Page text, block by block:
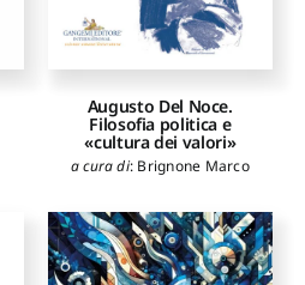
Augusto Del Noce.
Filosofia politica e
«cultura dei valori»
a cura di: Brignone Marco